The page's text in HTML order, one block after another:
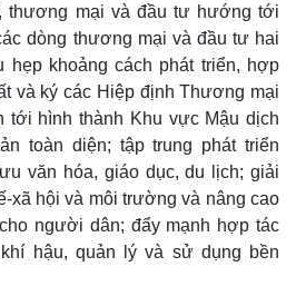
thương mại và đầu tư hướng tới
dòng thương mại và đầu tư hai
hẹp khoảng cách phát triển, hợp
và ký các Hiệp định Thương mại
tới hình thành Khu vực Mậu dịch
toàn diện; tập trung phát triển
văn hóa, giáo dục, du lịch; giải
xã hội và môi trường và nâng cao
người dân; đẩy mạnh hợp tác
hậu, quản lý và sử dụng bền